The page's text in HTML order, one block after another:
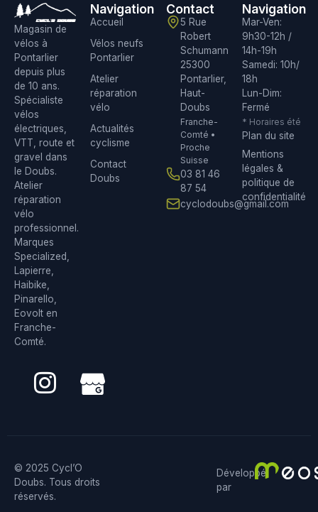
Magasin de
vélos à
Pontarlier
depuis plus
de 10 ans.
Spécialiste
vélos
électriques,
VTT, route et
gravel dans
le Doubs.
Atelier
réparation
vélo
professionnel.
Marques
Specialized,
Lapierre,
Haibike,
Pinarello,
Eovolt en
Franche-
Comté.
Navigation
Accueil
Vélos neufs
Pontarlier
Atelier
réparation
vélo
Actualités
cyclisme
Contact
Doubs
Contact
5 Rue
Robert
Schumann
25300
Pontarlier,
Haut-
Doubs
Franche-
Comté •
Proche
Suisse
03 81 46
87 54
cyclodoubs@gmail.com
Navigation
Mar-Ven:
9h30-12h /
14h-19h
Samedi: 10h/
18h
Lun-Dim:
Fermé
* Horaires été
Plan du site
Mentions
légales &
politique de
confidentialité
© 2025 Cycl’O
Doubs. Tous droits
réservés.
Développé
par